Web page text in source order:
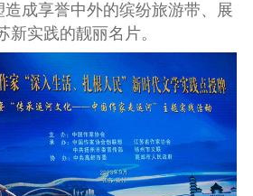
造成享誉中外的缤纷旅游带、展
新实践的靓丽名片。